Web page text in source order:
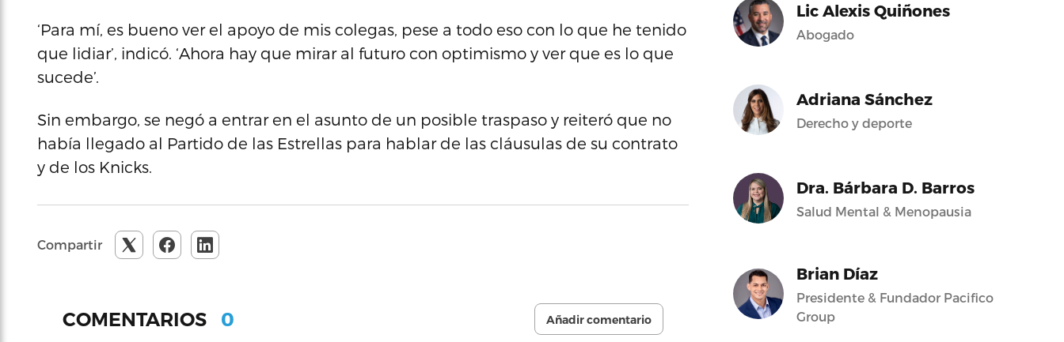
‘Para mí, es bueno ver el apoyo de mis colegas, pese a todo eso con lo que he tenido
que lidiar’, indicó. ‘Ahora hay que mirar al futuro con optimismo y ver que es lo que
sucede’.
Sin embargo, se negó a entrar en el asunto de un posible traspaso y reiteró que no
había llegado al Partido de las Estrellas para hablar de las cláusulas de su contrato
y de los Knicks.
Compartir
COMENTARIOS 0 Añadir comentario
Lic Alexis Quiñones
Abogado
Adriana Sánchez
Derecho y deporte
Dra. Bárbara D. Barros
Salud Mental & Menopausia
Brian Díaz
Presidente & Fundador Pacifico
Group